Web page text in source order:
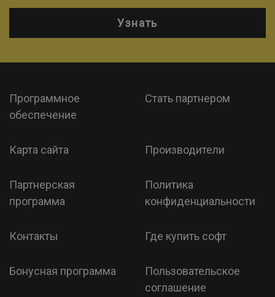
Узнать
Программное
обеспечение
Стать партнером
Карта сайта Производители
Партнерская
программа
Политика
конфиденциальности
Контакты Где купить софт
Бонусная программа
Пользовательское
соглашение